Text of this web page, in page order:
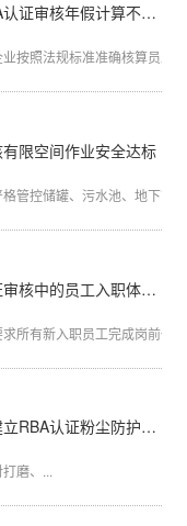
深圳创思维企业解决工厂RBA认证审核年假计算不准确
按照法规标准准确核算员工
限空间作业安全达标
管控储罐、污水池、地下管
深圳创思维企业处理RBA认证审核中的员工入职体检缺失
所有新入职员工完成岗前体
深圳创思维企业辅导玩具厂建立RBA认证粉尘防护体系
磨、...